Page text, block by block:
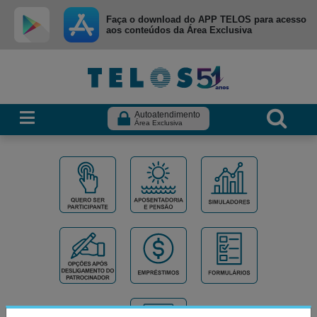
Ir para menu principal
Ir para conteúdo
Faça o download do APP TELOS para acesso
aos conteúdos da Área Exclusiva
Autoatendimento
Área Exclusiva